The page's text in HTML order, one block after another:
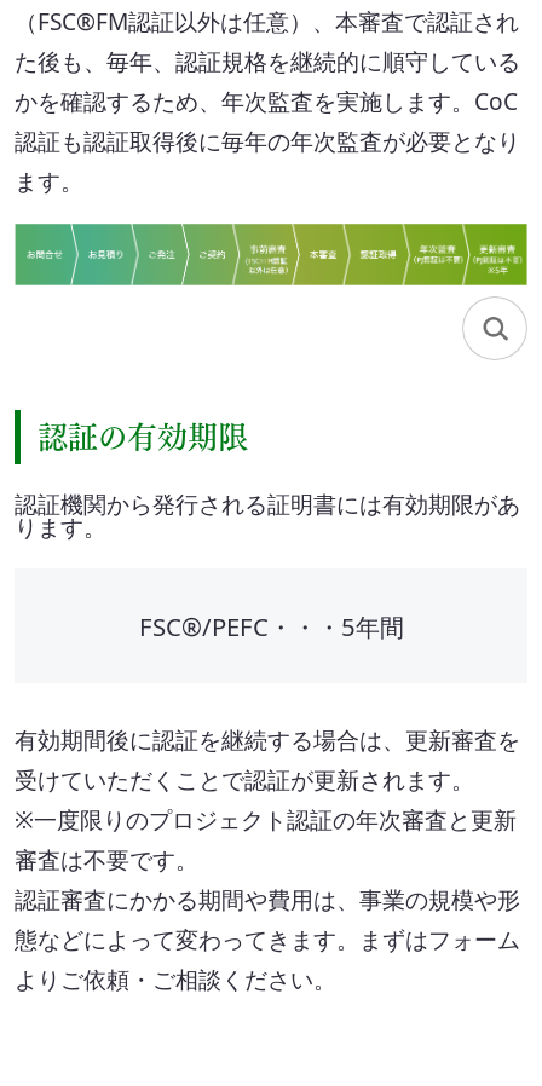
（FSC®FM認証以外は任意）、本審査で認証され
た後も、毎年、認証規格を継続的に順守している
かを確認するため、年次監査を実施します。CoC
認証も認証取得後に毎年の年次監査が必要となり
ます。
認証の有効期限
認証機関から発行される証明書には有効期限があ
ります。
FSC®/PEFC・・・5年間
有効期間後に認証を継続する場合は、更新審査を
受けていただくことで認証が更新されます。
※一度限りのプロジェクト認証の年次審査と更新
審査は不要です。
認証審査にかかる期間や費用は、事業の規模や形
態などによって変わってきます。まずはフォーム
よりご依頼・ご相談ください。